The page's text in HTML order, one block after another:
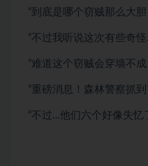
“到底是哪个窃贼那么大
“不过我听说这次有些奇
“难道这个窃贼会穿墙不成
“重磅消息！森林警察抓
“不过…他们六个好像失